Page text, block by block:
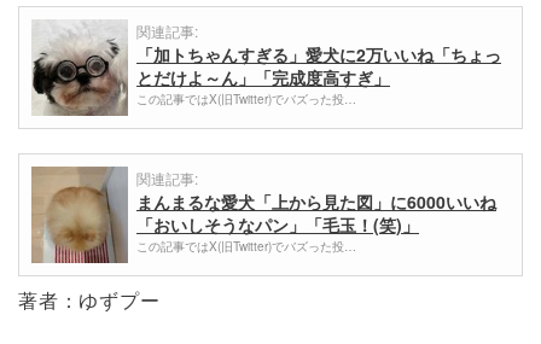
関連記事:
「加トちゃんすぎる」愛犬に2万いいね「ちょっ
とだけよ～ん」「完成度高すぎ」
この記事ではX(旧Twitter)でバズった投…
関連記事:
まんまるな愛犬「上から見た図」に6000いいね
「おいしそうなパン」「毛玉！(笑)」
この記事ではX(旧Twitter)でバズった投…
著者：ゆずプー